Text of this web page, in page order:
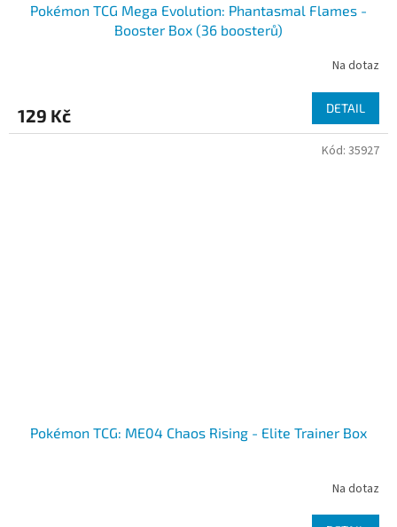
Pokémon TCG Mega Evolution: Phantasmal Flames -
Booster Box (36 boosterů)
Na dotaz
129 Kč DETAIL
Pokémon TCG: ME04 Chaos Rising - Elite Trainer Box
Na dotaz
Kód: 35927